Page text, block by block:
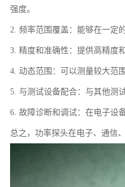
强度。
2. 频率范围覆盖：能够在一定
3. 精度和准确性：提供高精度
4. 动态范围：可以测量较大范
5. 与测试设备配合：与其他测
6. 故障诊断和调试：在电子设
总之，功率探头在电子、通信